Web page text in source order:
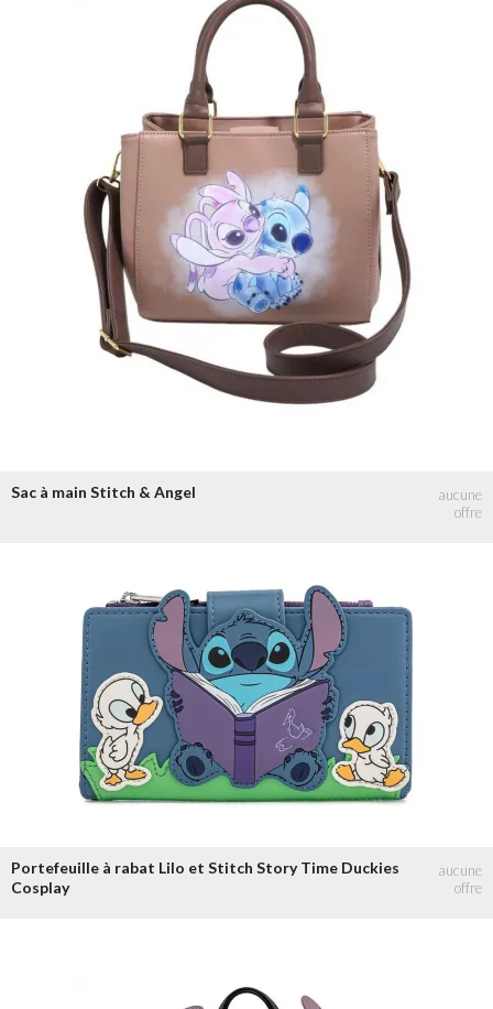
Sac à main Stitch & Angel
Portefeuille à rabat Lilo et Stitch Story Time Duckies
Cosplay